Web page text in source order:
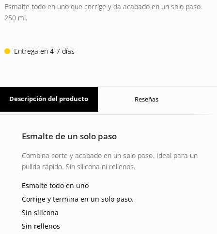
era:
23 EUR.
es:
17 EUR.
Esmalte todo en uno que corrige y da acabado en un solo paso.
250 ml.
Entrega en 4-7 días
Descripción del producto Reseñas
Esmalte de un solo paso
Combina corte y acabado en un solo paso. Ideal para un
pulido rápido. Sin silicona ni rellenos.
Esmalte todo en uno
Corrige y termina en un solo paso.
Sin silicona
Sin rellenos